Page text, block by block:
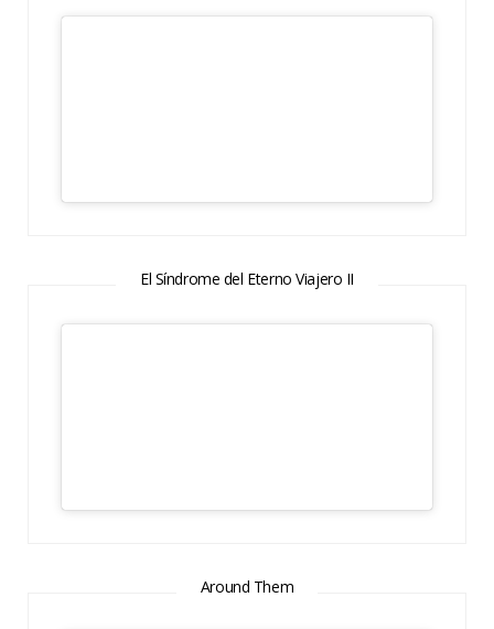
El Síndrome del Eterno Viajero II
Around Them